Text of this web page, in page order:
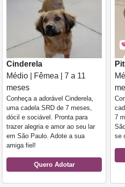
Cinderela
Médio | Fêmea | 7 a 11
meses
Conheça a adorável Cinderela,
uma cadela SRD de 7 meses,
dócil e sociável. Pronta para
trazer alegria e amor ao seu lar
em São Paulo. Adote a sua
amiga fiel!
Quero Adotar
7
se